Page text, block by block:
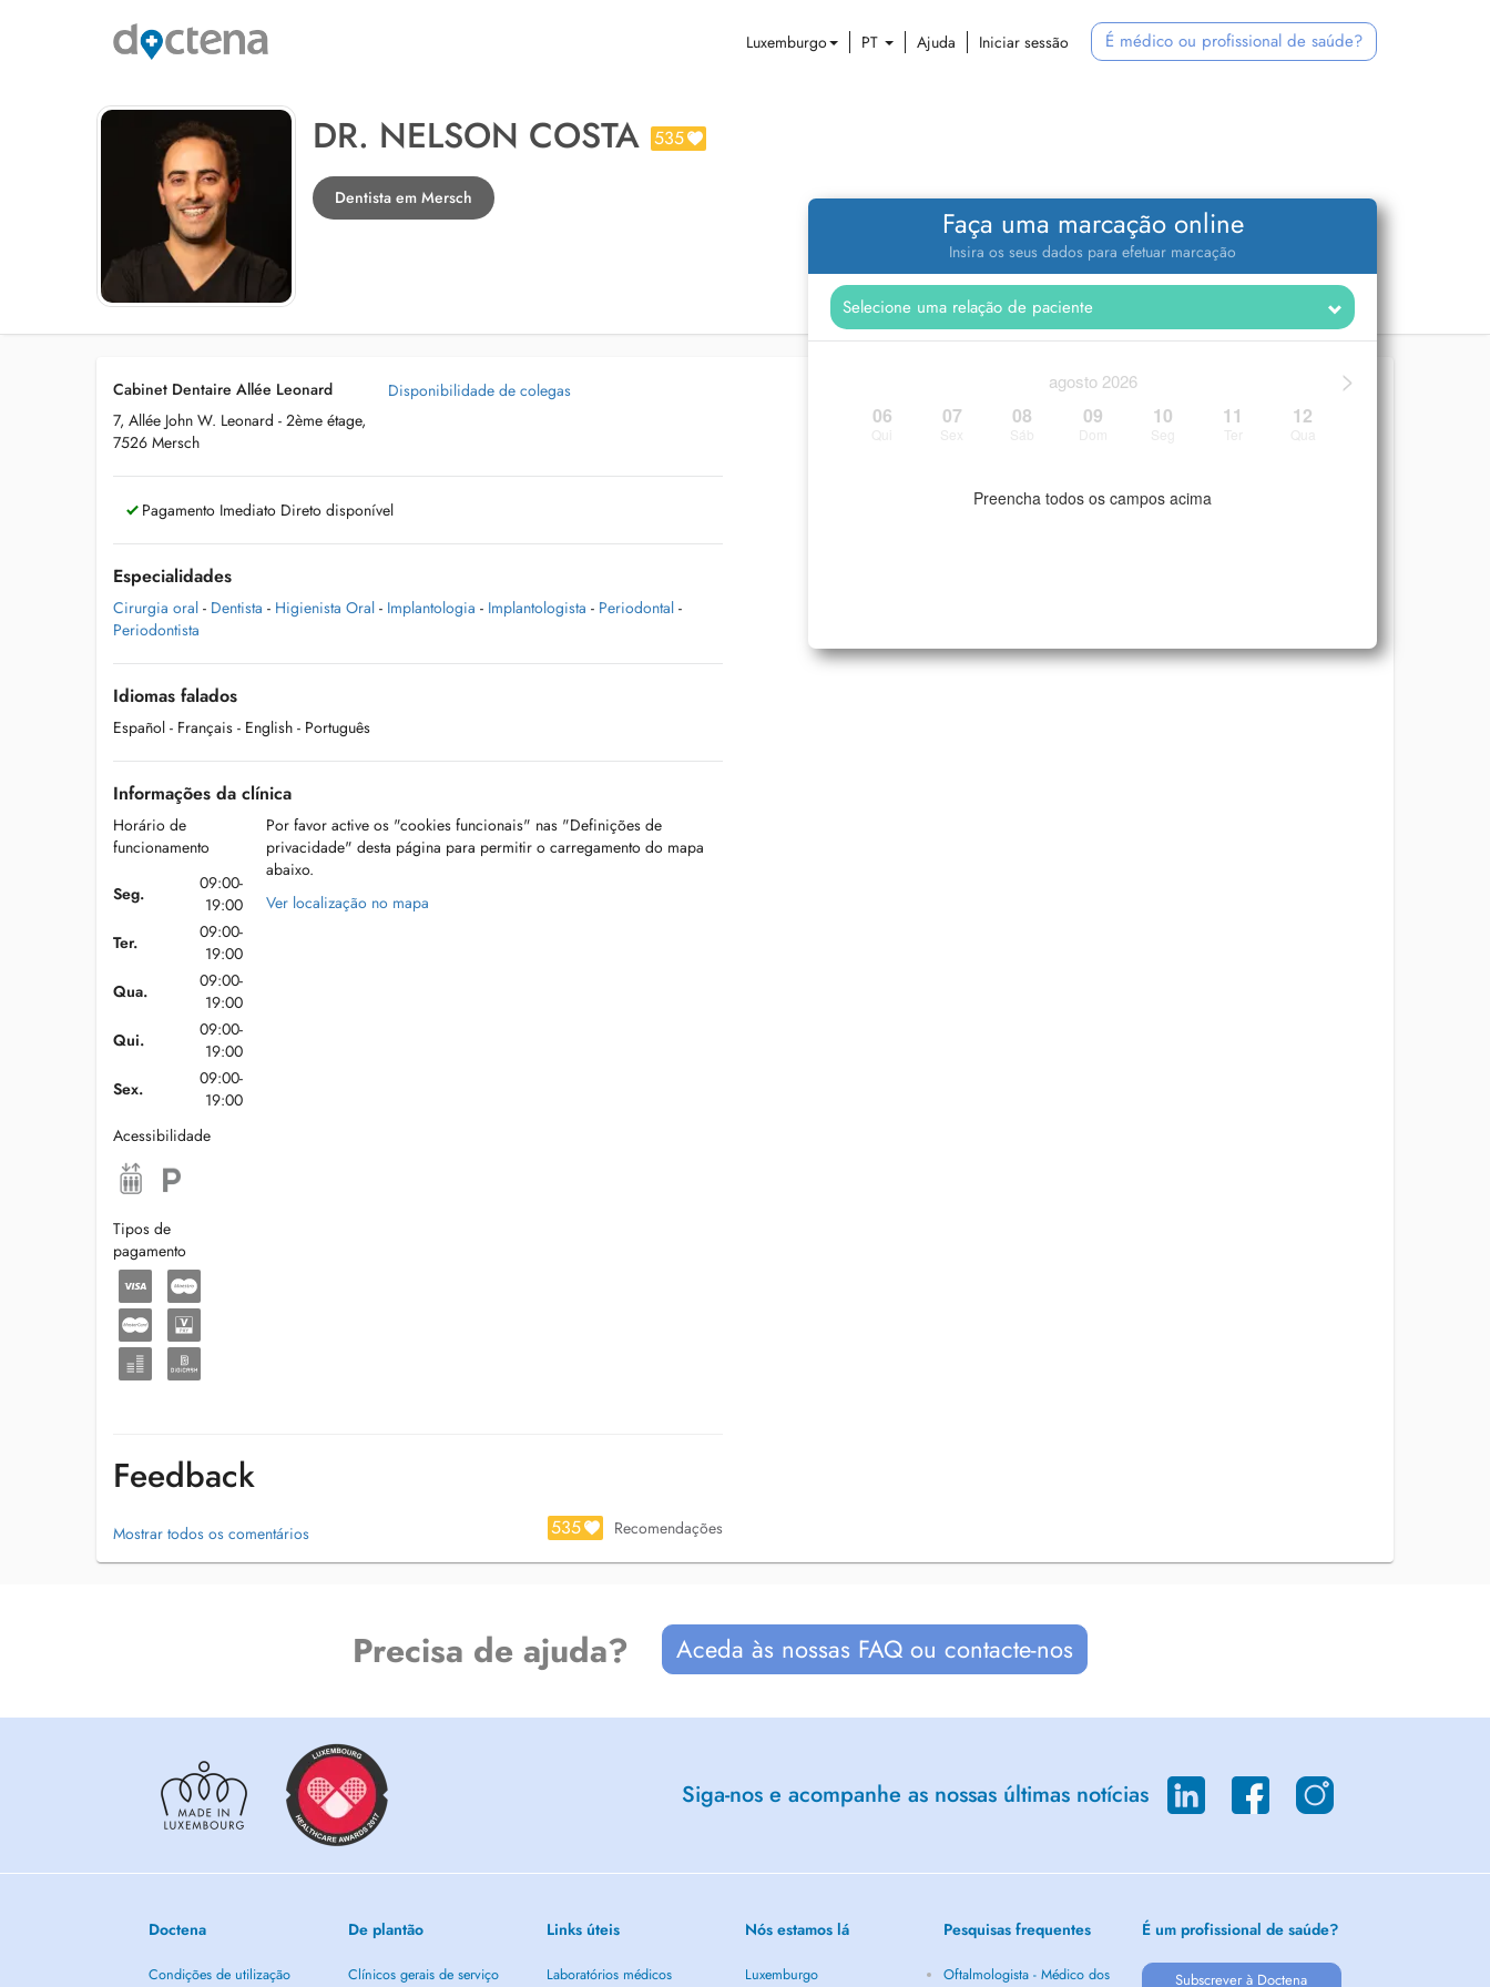
Luxemburgo PT Ajuda Iniciar sessão É médico ou profissional de saúde?
DR. NELSON COSTA 535
Dentista em Mersch
Faça uma marcação online
Insira os seus dados para efetuar marcação
>
agosto 2026
06 07 08 09 10 11 12
Preencha todos os campos acima
Cabinet Dentaire Allée Leonard
7, Allée John W. Leonard - 2ème étage,
7526 Mersch
Disponibilidade de colegas
Pagamento Imediato Direto disponível
Especialidades
Cirurgia oral - Dentista - Higienista Oral - Implantologia - Implantologista - Periodontal -
Periodontista
Idiomas falados
Español - Français - English - Português
Informações da clínica
Horário de
funcionamento
Seg.
09:00-
19:00
Ter.
09:00-
19:00
Qua.
09:00-
19:00
Qui.
09:00-
19:00
Sex.
09:00-
19:00
Acessibilidade
Tipos de
pagamento
Por favor active os "cookies funcionais" nas "Definições de
privacidade" desta página para permitir o carregamento do mapa
abaixo.
Ver localização no mapa
Feedback
Mostrar todos os comentários 535 Recomendações
Precisa de ajuda? Aceda às nossas FAQ ou contacte-nos
Siga-nos e acompanhe as nossas últimas notícias
Doctena
Condições de utilização
De plantão
Clínicos gerais de serviço
Links úteis
Laboratórios médicos
Nós estamos lá
Luxemburgo
Pesquisas frequentes
Oftalmologista - Médico dos
É um profissional de saúde?
Subscrever à Doctena